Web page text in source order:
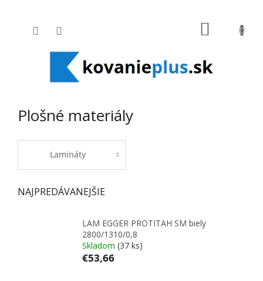
Plošné materiály
Lamináty
NAJPREDÁVANEJŠIE
LAM EGGER PROTITAH SM biely
2800/1310/0,8
Skladom (37 ks)
€53,66